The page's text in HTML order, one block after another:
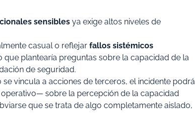
sensibles ya exige altos niveles de
casual o reflejar fallos sistémicos
plantearía preguntas sobre la capacidad de la
de seguridad.
vincula a acciones de terceros, el incidente podrá
sobre la percepción de la capacidad
que se trata de algo completamente aislado,